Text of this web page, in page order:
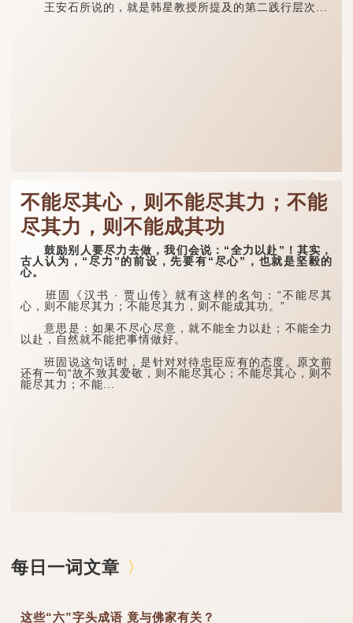
王安石所说的，就是韩星教授所提及的第二践行层次...
不能尽其心，则不能尽其力；不能
尽其力，则不能成其功
鼓励别人要尽力去做，我们会说：“全力以赴”！其实，
古人认为，“尽力”的前设，先要有“尽心”，也就是坚毅的
心。
班固《汉书 · 贾山传》就有这样的名句：“不能尽其
心，则不能尽其力；不能尽其力，则不能成其功。”
意思是：如果不尽心尽意，就不能全力以赴；不能全力
以赴，自然就不能把事情做好。
班固说这句话时，是针对对待忠臣应有的态度。原文前
还有一句“故不致其爱敬，则不能尽其心；不能尽其心，则不
能尽其力；不能...
每日一词文章
这些“六”字头成语 竟与佛家有关？